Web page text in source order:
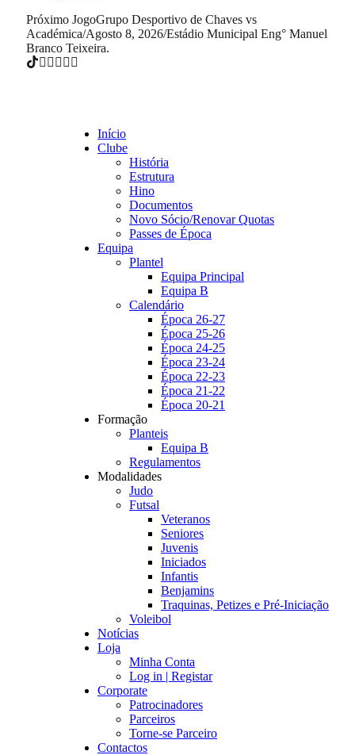
Próximo JogoGrupo Desportivo de Chaves vs
Académica/Agosto 8, 2026/Estádio Municipal Eng° Manuel
Branco Teixeira.
Início
Clube
História
Estrutura
Hino
Documentos
Novo Sócio/Renovar Quotas
Passes de Época
Equipa
Plantel
Equipa Principal
Equipa B
Calendário
Época 26-27
Época 25-26
Época 24-25
Época 23-24
Época 22-23
Época 21-22
Época 20-21
Formação
Planteis
Equipa B
Regulamentos
Modalidades
Judo
Futsal
Veteranos
Seniores
Juvenis
Iniciados
Infantis
Benjamins
Traquinas, Petizes e Pré-Iniciação
Voleibol
Notícias
Loja
Minha Conta
Log in | Registar
Corporate
Patrocinadores
Parceiros
Torne-se Parceiro
Contactos